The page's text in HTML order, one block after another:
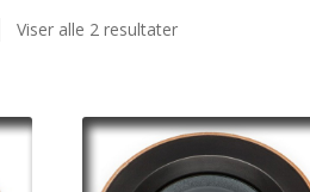
Viser alle 2 resultater